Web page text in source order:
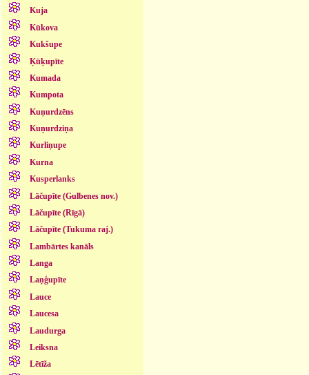
Kuja
Kūkova
Kukšupe
Ķūķupīte
Kumada
Kumpota
Kuņurdzēns
Kuņurdziņa
Kurliņupe
Kurna
Kusperlanks
Lāčupīte (Gulbenes nov.)
Lāčupīte (Rīgā)
Lāčupīte (Tukuma raj.)
Lambārtes kanāls
Langa
Laņģupīte
Lauce
Laucesa
Laudurga
Leiksna
Lētīža